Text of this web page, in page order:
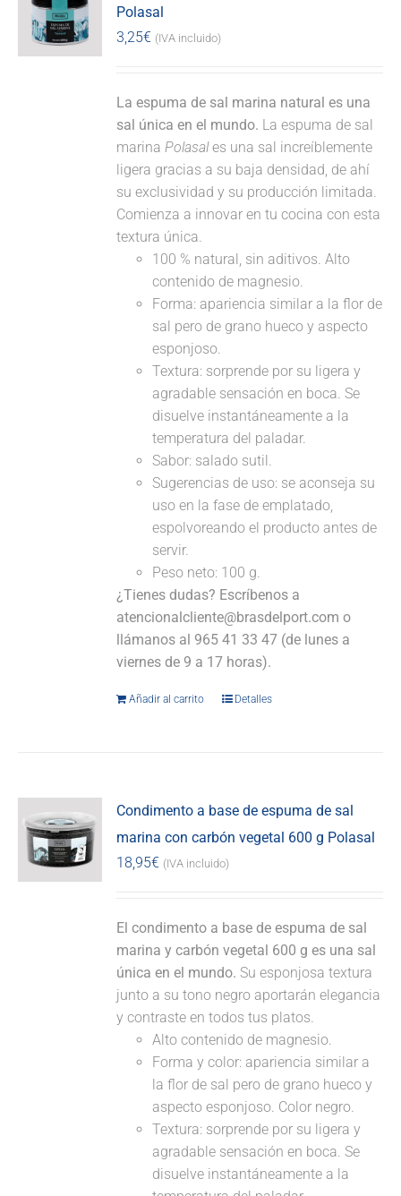
Polasal
3,25€ (IVA incluido)
La espuma de sal marina natural es una
sal única en el mundo. La espuma de sal
marinaPolasales una sal increíblemente
ligera gracias a su baja densidad, de ahí
su exclusividad y su producción limitada.
Comienza a innovar en tu cocina con esta
textura única.
100 % natural, sin aditivos. Alto
contenido de magnesio.
Forma: apariencia similar a la flor de
sal pero de grano hueco y aspecto
esponjoso.
Textura: sorprende por su ligera y
agradable sensación en boca. Se
disuelve instantáneamente a la
temperatura del paladar.
Sabor: salado sutil.
Sugerencias de uso: se aconseja su
uso en la fase de emplatado,
espolvoreando el producto antes de
servir.
Peso neto: 100 g.
¿Tienes dudas? Escríbenos a
atencionalcliente@brasdelport.com o
llámanos al 965 41 33 47 (de lunes a
viernes de 9 a 17 horas).
Añadir al carrito Detalles
Condimento a base de espuma de sal
marina con carbón vegetal 600 g Polasal
18,95€ (IVA incluido)
El condimento a base de espuma de sal
marina y carbón vegetal 600 g es una sal
única en el mundo. Su esponjosa textura
junto a su tono negro aportarán elegancia
y contraste en todos tus platos.
Alto contenido de magnesio.
Forma y color: apariencia similar a
la flor de sal pero de grano hueco y
aspecto esponjoso. Color negro.
Textura: sorprende por su ligera y
agradable sensación en boca. Se
disuelve instantáneamente a la